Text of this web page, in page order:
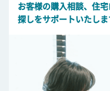
お客様の購入相談、住
探しをサポートいたしま